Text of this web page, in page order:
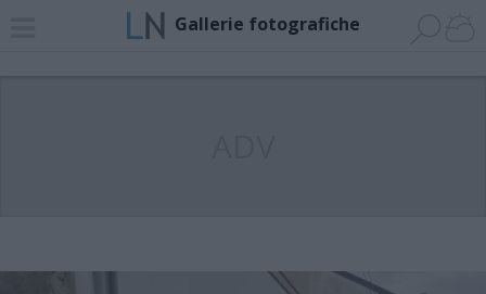
Gallerie fotografiche